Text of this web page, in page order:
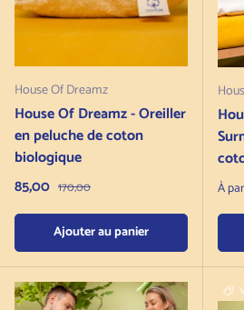
House Of Dreamz
House Of Dreamz - Oreiller
en peluche de coton
biologique
Prix de vente
85,00 Prix normal
170,00
Ajouter au panier
À